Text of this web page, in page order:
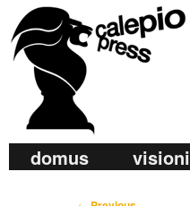
calepio press
©
a
Skip
Skip
domus visioni